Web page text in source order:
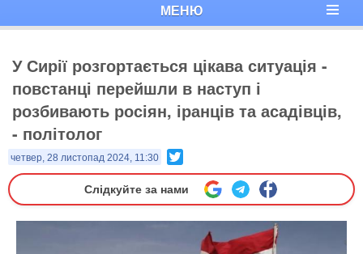
МЕНЮ
У Сирії розгортається цікава ситуація -
повстанці перейшли в наступ і
розбивають росіян, іранців та асадівців,
- політолог
четвер, 28 листопад 2024, 11:30
Слідкуйте за нами